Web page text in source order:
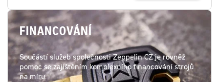
FINANCOVÁNÍ
Součástí služeb společnosti Zeppelin CZ je rovněž
pomoc se zajištěním komplexního financování strojů
na míru.